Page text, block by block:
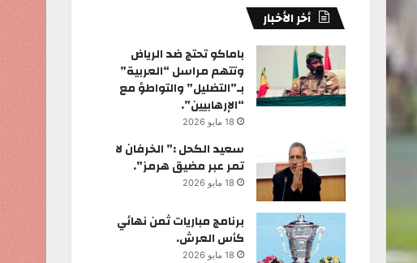
أخر الأخبار
باماكو تحتج ضد الرياض
وتتهم مراسل “العربية”
بـ”التضليل” والتواطؤ مع
“الإرهابيين”.
18 مايو 2026
سعيد الكحل :” الخرفان لا
تمر عبر مضيق هرمز”.
18 مايو 2026
برنامج مباريات ثمن نهائي
كأس العرش.
18 مايو 2026